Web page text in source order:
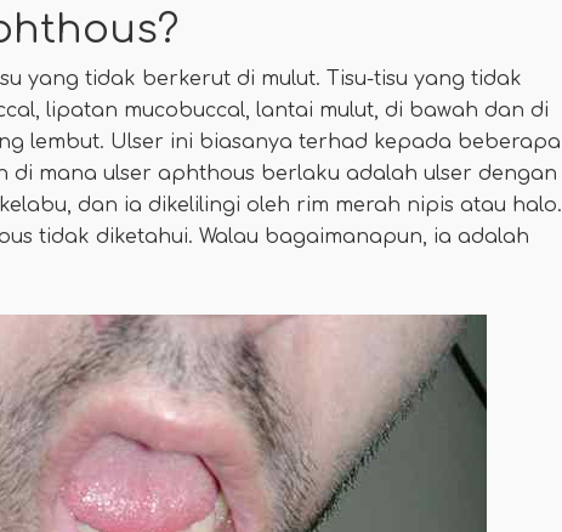
yang tidak berkerut di mulut. Tisu-tisu yang tidak
lipatan mucobuccal, lantai mulut, di bawah dan di
lembut. Ulser ini biasanya terhad kepada beberapa
di mana ulser aphthous berlaku adalah ulser dengan
dan ia dikelilingi oleh rim merah nipis atau halo.
tidak diketahui. Walau bagaimanapun, ia adalah